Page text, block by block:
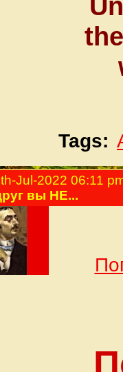
Tags:
Jul-2022 06:11
вы НЕ...